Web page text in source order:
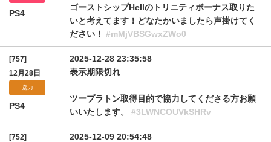
PS4
ゴーストシップHellのトリニティボーナス取りた
いと考えてます！どなたかいましたら声掛けてく
ださい！ #mMjVBSGwxZWo0
[757]
12月28日
協力
PS4
2025-12-28 23:35:58
表示期限切れ
ツープラトン取得目的で協力してくださる方お願
いいたします。 #3LWNCOUVkSHRv
[752]
2025-12-09 20:54:48